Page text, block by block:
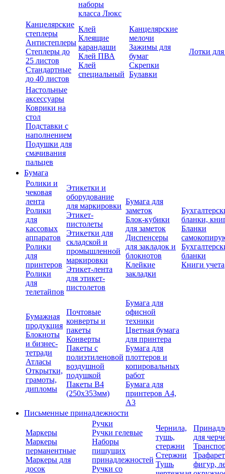
наборы
класса Люкс
Канцелярские
степлеры
Антистеплеры
Степлеры до
25 листов
Стандартные
до 40 листов
Клей
Клеящие
карандаши
Клей ПВА
Клей
специальный
Канцелярские
мелочи
Зажимы для
бумаг
Скрепки
Булавки
Лотки
Настольные
аксессуары
Коврики на
стол
Подставки с
наполнением
Подушки для
смачивания
пальцев
Бумага
Ролики и
чековая
лента
Ролики
для
кассовых
аппаратов
Ролики
для
принтеров
Ролики
для
телетайпов
Этикетки и
оборудование
для маркировки
Этикет-
пистолеты
Этикетки для
складской и
промышленной
маркировки
Этикет-лента
для этикет-
пистолетов
Бумага для
заметок
Блок-кубики
для заметок
Диспенсеры
для закладок и
блокнотов
Клейкие
закладки
бланки,
Бланки
бланки
Книги учета
Бумажная
продукция
Блокноты
и бизнес-
тетради
Атласы
Открытки,
грамоты,
дипломы
Почтовые
конверты и
пакеты
Конверты
Пакеты с
полиэтиленовой
воздушной
подушкой
Пакеты В4
(250х353мм)
Бумага для
офисной
техники
Цветная бумага
для принтера
Бумага для
плоттеров и
копировальных
работ
Бумага для
принтеров А4,
А3
Письменные принадлежности
Маркеры
Маркеры
перманентные
Маркеры для
досок
Ручки
Ручки гелевые
Наборы
пишущих
принадлежностей
Ручки со
Чернила,
тушь,
стержни
Стержни
Тушь
для
фигур,